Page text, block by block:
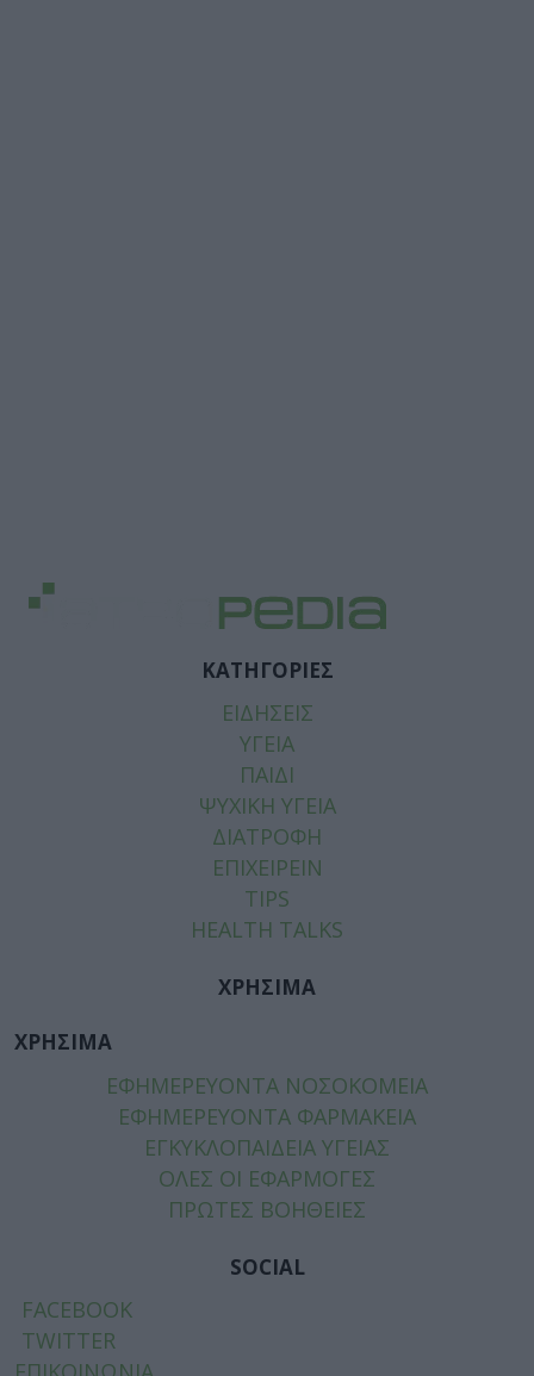
ΚΑΤΗΓΟΡΙΕΣ
ΕΙΔΗΣΕΙΣ
ΥΓΕΙΑ
ΠΑΙΔΙ
ΨΥΧΙΚΗ ΥΓΕΙΑ
ΔΙΑΤΡΟΦΗ
ΕΠΙΧΕΙΡΕΙΝ
TIPS
HEALTH TALKS
ΧΡΗΣΙΜΑ
ΧΡΗΣΙΜΑ
ΕΦΗΜΕΡΕΥΟΝΤΑ ΝΟΣΟΚΟΜΕΙΑ
ΕΦΗΜΕΡΕΥΟΝΤΑ ΦΑΡΜΑΚΕΙΑ
ΕΓΚΥΚΛΟΠΑΙΔΕΙΑ ΥΓΕΙΑΣ
ΟΛΕΣ ΟΙ ΕΦΑΡΜΟΓΕΣ
ΠΡΩΤΕΣ ΒΟΗΘΕΙΕΣ
SOCIAL
FACEBOOK
TWITTER